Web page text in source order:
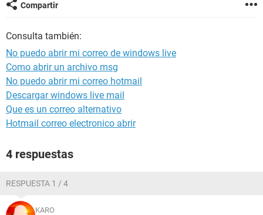
Compartir
Consulta también:
No puedo abrir mi correo de windows live
Como abrir un archivo msg
No puedo abrir mi correo hotmail
Descargar windows live mail
Que es un correo alternativo
Hotmail correo electronico abrir
4 respuestas
RESPUESTA 1 / 4
KARO